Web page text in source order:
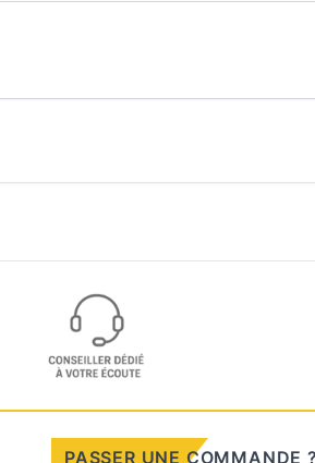
PASSER UNE COMMANDE ?